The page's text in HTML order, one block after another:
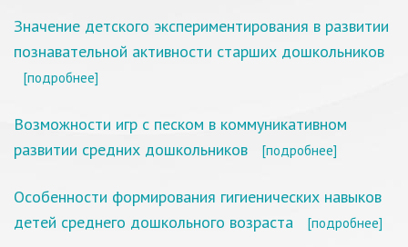
Значение детского экспериментирования в развитии
познавательной активности старших дошкольников
[подробнее]
Возможности игр с песком в коммуникативном
развитии средних дошкольников
[подробнее]
Особенности формирования гигиенических навыков
детей среднего дошкольного возраста
[подробнее]